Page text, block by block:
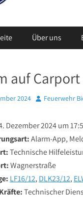
MenüÜber uns
auf Carport
2024 AutorFeuerwehr
Dezember 2024 um
Alarm-App,
Technische
Wagnerstraße
LF16/12, DLK23/12,
Technischer